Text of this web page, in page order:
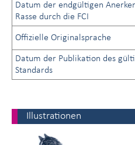
Datum der endgültigen
Rasse durch die FCI
Offizielle Originalsprache
Datum der Publikation des
Standards
Illustrationen